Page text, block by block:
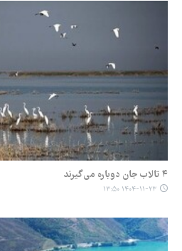
۴ تالاب جان دوباره می‌گیرند
۱۴۰۴-۱۱-۲۳ ۱۳:۵۰